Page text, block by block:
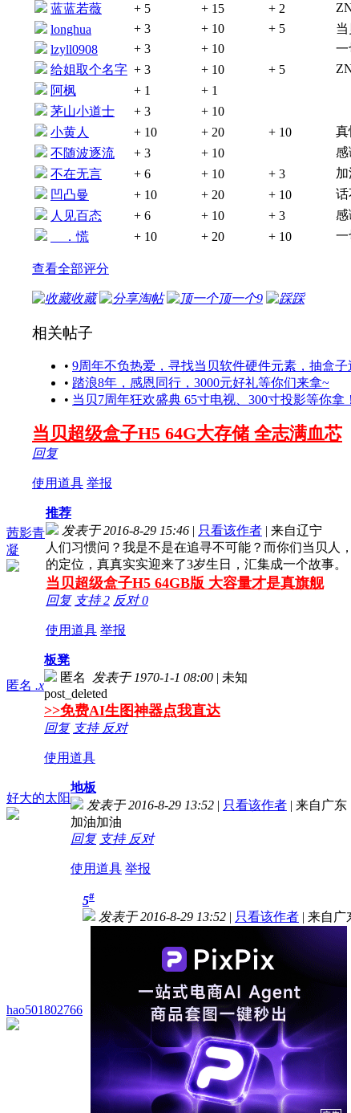
蓝蓝若薇
+ 5 + 15 + 2
longhua
+ 3 + 10 + 5
当
lzyll0908
+ 3 + 10
一
给姐取个名字 + 3 + 10 + 5
阿枫
+ 1
+ 1
茅山小道士
+ 3
+ 10
小黄人
+ 10 + 20 + 10
真
不随波逐流
+ 3 + 10
感
不在无言
+ 6 + 10 + 3
加
凹凸曼
+ 10 + 20 + 10
话
人见百态
+ 6 + 10 + 3
感
ゝ．慌
+ 10 + 20 + 10 一
查看全部评分
收藏 淘帖 顶一个9 踩
相关帖子
• 9周年不负热爱，寻找当贝软件硬件元素，抽盒子
• 踏浪8年，感恩同行，3000元好礼等你们来拿~
• 当贝7周年狂欢盛典 65寸电视、300寸投影等你拿！
当贝超级盒子H5 64G大存储 全志满血芯
回复
使用道具 举报
茜影青
凝
推荐
发表于 2016-8-29 15:46 | 只看该作者 | 来自辽宁
人们习惯问？我是不是在追寻不可能？而你们当贝人
的定位，真真实实迎来了3岁生日，汇集成一个故事。
当贝超级盒子H5 64GB版 大容量才是真旗舰
回复 支持2 反对0
使用道具 举报
匿名 .x
板凳
匿名 发表于 1970-1-1 08:00 | 未知
post_deleted
>>免费AI生图神器点我直达
回复 支持 反对
使用道具
好大的太阳
地板
发表于 2016-8-29 13:52 | 只看该作者 | 来自广东
加油加油
回复 支持 反对
使用道具 举报
hao501802766
5#
发表于 2016-8-29 13:52 | 只看该作者 | 来自广